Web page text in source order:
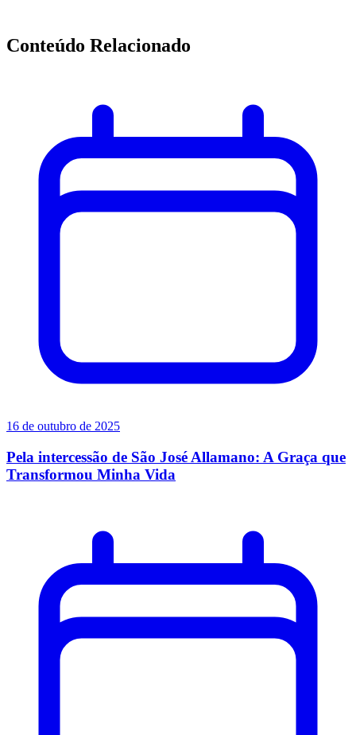
Conteúdo Relacionado
16 de outubro de 2025
Pela intercessão de São José Allamano: A Graça que
Transformou Minha Vida